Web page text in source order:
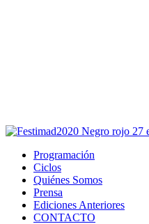
Programación
Ciclos
Quiénes Somos
Prensa
Ediciones Anteriores
CONTACTO